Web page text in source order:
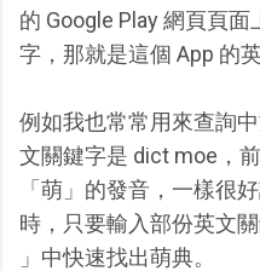
的 Google Play 網頁頁
字，那就是這個 App 的
例如我也常常用來查詢
文關鍵字是 dict moe，
「萌」的發音，一樣很
時，只要輸入部份英文
」中快速找出萌典。